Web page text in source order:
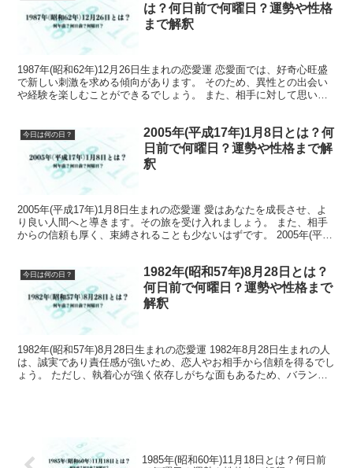
は？何日前で何曜日？運勢や性格
まで解釈
1987年(昭和62年)12月26日生まれの恋愛運 恋愛面では、好奇心旺盛
で新しい刺激を求める傾向があります。 そのため、異性との出会い
や経験を楽しむことができるでしょう。 また、相手に対して思いや
今日は何の日？
2005年(平成17年)1月8日とは？何
日前で何曜日？運勢や性格まで解
釈
2005年(平成17年)1月8日生まれの恋愛運 愛はあなたを成長させ、よ
り良い人間へと導きます。その旅を受け入れましょう。 また、相手
からの信頼も厚く、束縛されることも少ないはずです。 2005年(平成
今日は何の日？
1982年(昭和57年)8月28日とは？
何日前で何曜日？運勢や性格まで
解釈
1982年(昭和57年)8月28日生まれの恋愛運 1982年8月28日生まれの人
は、誠実であり責任感が強いため、恋人やお相手から信頼を得るでし
ょう。 ただし、執着心が強く依存しがちな面もあるため、バランス
1985年(昭和60年)11月18日とは？何日前